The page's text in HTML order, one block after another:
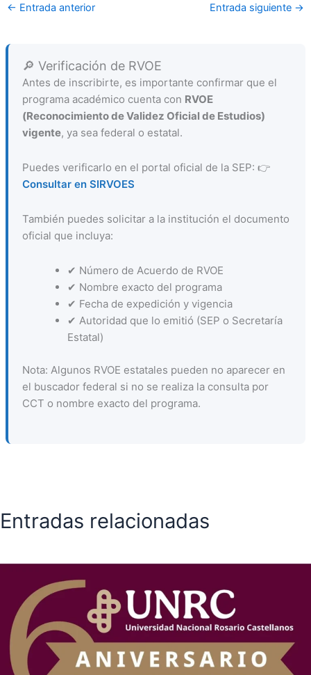
← Entrada anterior Entrada siguiente →
🔎 Verificación de RVOE
Antes de inscribirte, es importante confirmar que el
programa académico cuenta con RVOE
(Reconocimiento de Validez Oficial de Estudios)
vigente, ya sea federal o estatal.
Puedes verificarlo en el portal oficial de la SEP: 👉
Consultar en SIRVOES
También puedes solicitar a la institución el documento
oficial que incluya:
✔ Número de Acuerdo de RVOE
✔ Nombre exacto del programa
✔ Fecha de expedición y vigencia
✔ Autoridad que lo emitió (SEP o Secretaría
Estatal)
Nota: Algunos RVOE estatales pueden no aparecer en
el buscador federal si no se realiza la consulta por
CCT o nombre exacto del programa.
Entradas relacionadas